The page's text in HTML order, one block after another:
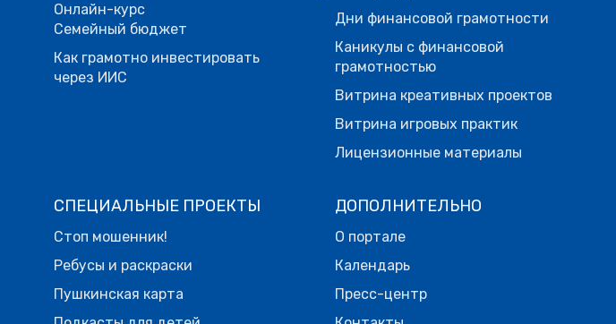
Онлайн-курс
Семейный бюджет
Как грамотно инвестировать
через ИИС
Дни финансовой грамотности
Каникулы с финансовой
грамотностью
Витрина креативных проектов
Витрина игровых практик
Лицензионные материалы
СПЕЦИАЛЬНЫЕ ПРОЕКТЫ
Стоп мошенник!
Ребусы и раскраски
Пушкинская карта
ДОПОЛНИТЕЛЬНО
О портале
Календарь
Пресс-центр